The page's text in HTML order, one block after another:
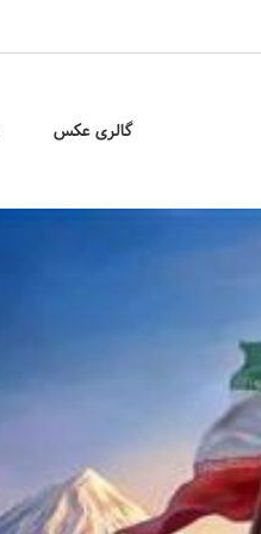
گالری عکس